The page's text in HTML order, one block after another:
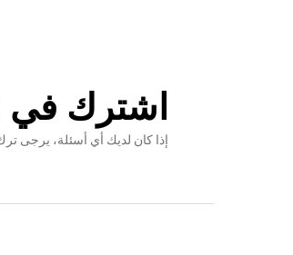
اشترك في
إذا كان لديك أي أسئلة، يرجى